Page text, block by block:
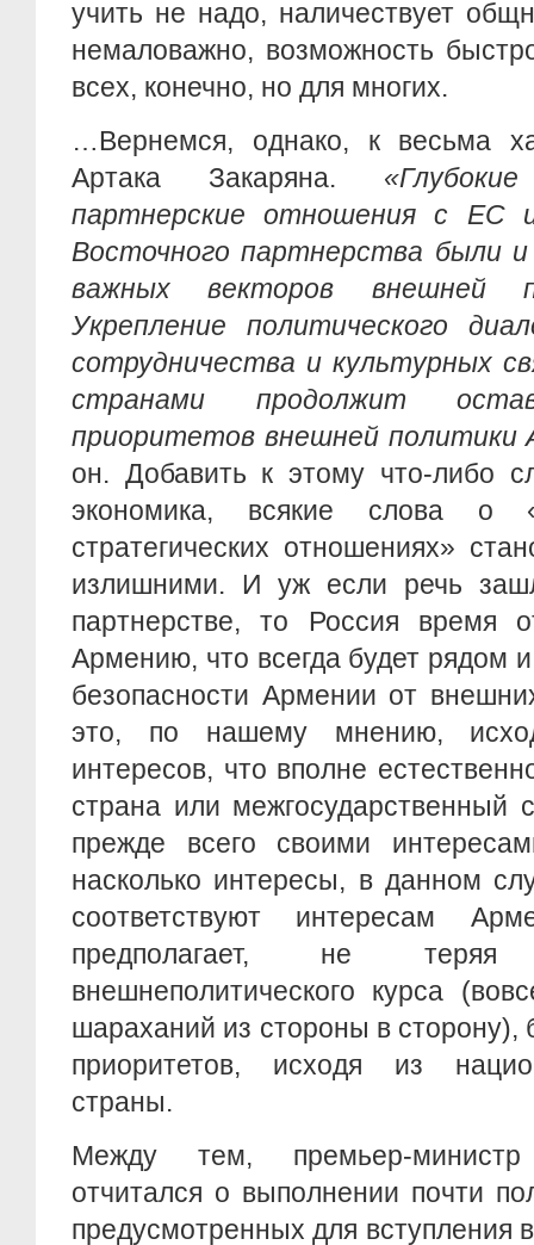
учить не надо, наличествует
немаловажно, возможность
всех, конечно, но для многих.
…Вернемся, однако, к весьма
Артака Закаряна.
партнерские отношения с ЕС
Восточного партнерства были
важных векторов внешней
Укрепление политического
сотрудничества и культурных
странами продолжит
приоритетов внешней политики
он. Добавить к этому что-либо
экономика, всякие слова о
стратегических отношениях»
излишними. И уж если речь
партнерстве, то Россия время
Армению, что всегда будет рядом
безопасности Армении от
это, по нашему мнению,
интересов, что вполне
страна или межгосударственный
прежде всего своими
насколько интересы, в данном
соответствуют интересам
предполагает, не теряя
внешнеполитического курса
шараханий из стороны в сторону),
приоритетов, исходя из
страны.
Между тем, премьер-
отчитался о выполнении почти
предусмотренных для